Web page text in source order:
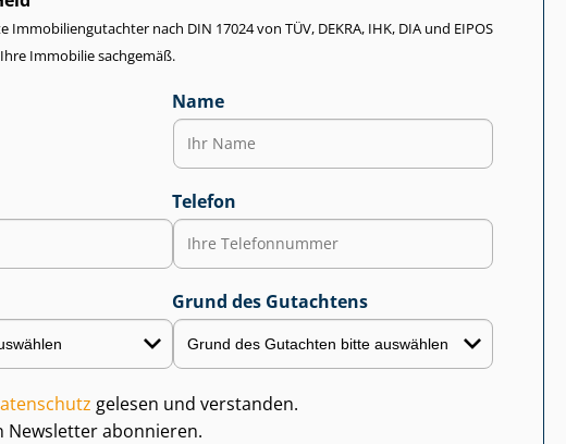
Im­mo­bi­li­en­gut­ach­ter nach DIN 17024 von TÜV, DEKRA, IHK, DIA und EIPOS
Immobilie sachgemäß.
Name
Telefon
Grund des Gutachtens
gelesen und verstanden.
Newsletter abonnieren.